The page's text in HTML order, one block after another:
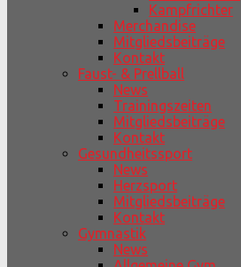
Kampfrichter
Merchandise
Mitgliedsbeiträge
Kontakt
Faust- & Prellball
News
Trainingszeiten
Mitgliedsbeiträge
Kontakt
Gesundheitssport
News
Herzsport
Mitgliedsbeiträge
Kontakt
Gymnastik
News